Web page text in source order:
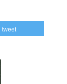
tweet